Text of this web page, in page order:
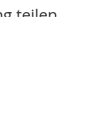
teilen